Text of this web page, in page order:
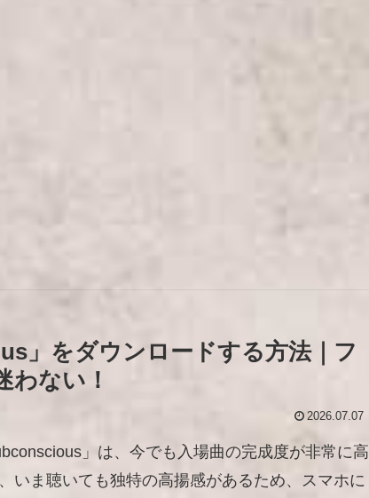
」をダウンロードする方法｜フ
わない！
2026.07.07
」は、今でも入場曲の完成度が非常に高
いま聴いても独特の高揚感があるため、スマホに